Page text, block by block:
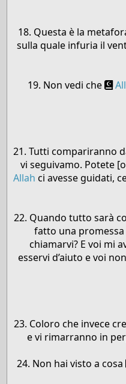
18. Questa è la
sulla quale infuria il
19. Non vedi che
21. Tutti compariranno
vi seguivamo. Potete
Allah ci avesse guidati,
22. Quando tutto sarà
fatto una
chiamarvi? E voi mi
esservi d’aiuto e voi
23. Coloro che invece
e vi rimarranno in
24. Non hai visto a cosa